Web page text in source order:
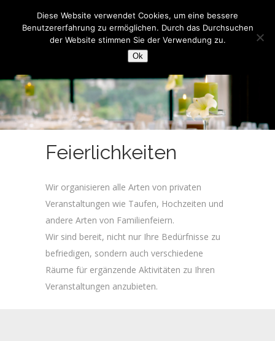
Feierlichkeiten
Wir organisieren alle Arten von privaten
Veranstaltungen wie Taufen, Hochzeiten und
andere Arten von Familienfeiern.
Wir sind bereit, nicht nur Ihre Bedürfnisse zu
befriedigen, sondern auch verschiedene
Räume für ergänzende Aktivitäten zu Ihren
Veranstaltungen anzubieten.
Diese Website verwendet Cookies, um eine bessere
Benutzererfahrung zu ermöglichen. Durch das Durchsuchen
der Website stimmen Sie der Verwendung zu.
Ok